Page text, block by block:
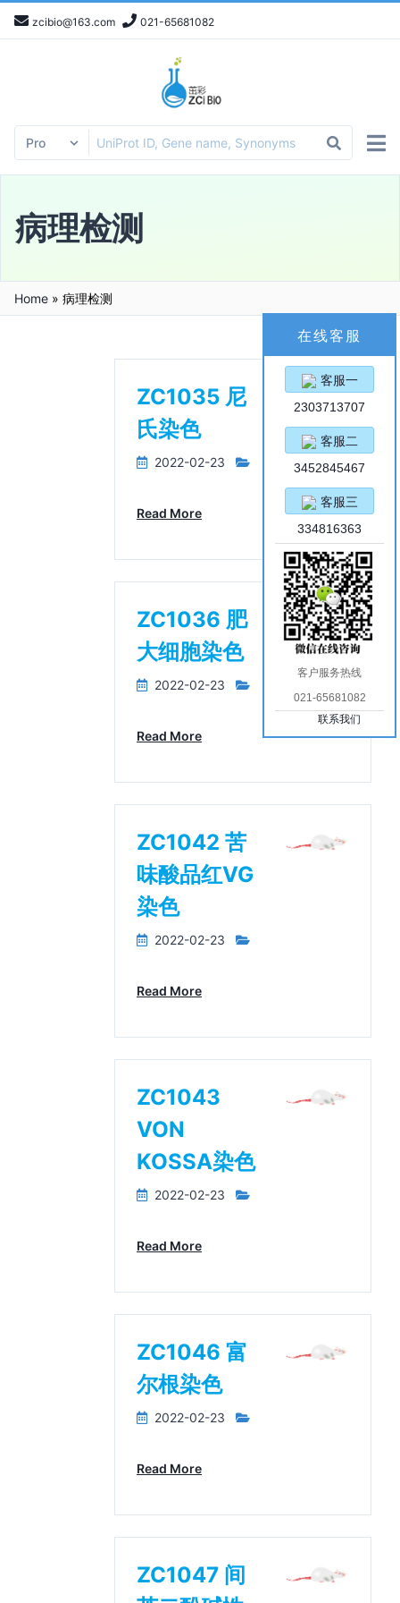
zcibio@163.com 021-65681082
病理检测
Home » 病理检测
ZC1035 尼
氏染色
2022-02-23
Read More
ZC1036 肥
大细胞染色
2022-02-23
Read More
ZC1042 苦
味酸品红VG
染色
2022-02-23
Read More
ZC1043
VON
KOSSA染色
2022-02-23
Read More
ZC1046 富
尔根染色
2022-02-23
Read More
ZC1047 间
在线客服
客服一
2303713707
客服二
3452845467
客服三
334816363
客户服务热线
021-65681082
联系我们